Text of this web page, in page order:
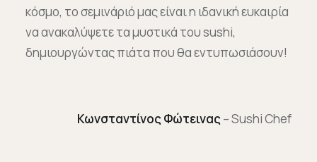
κόσμο, το σεμινάριό μας είναι η ιδανική ευκαιρία
να ανακαλύψετε τα μυστικά του sushi,
δημιουργώντας πιάτα που θα εντυπωσιάσουν!
Κωνσταντίνος Φώτεινας– Sushi Chef